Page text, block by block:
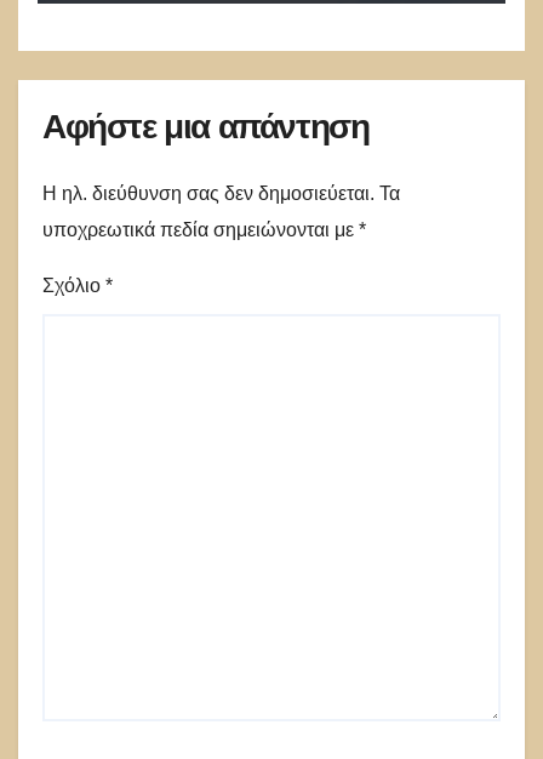
Αφήστε μια απάντηση
Η ηλ. διεύθυνση σας δεν δημοσιεύεται. Τα
υποχρεωτικά πεδία σημειώνονται με *
Σχόλιο *